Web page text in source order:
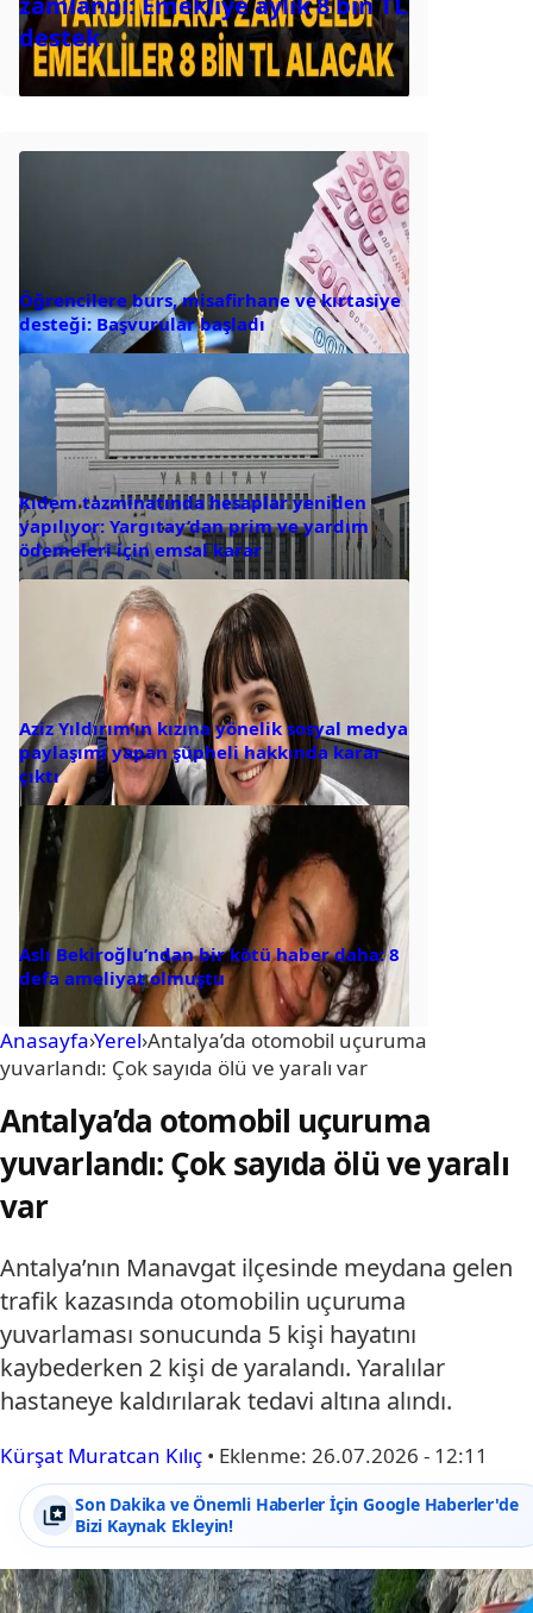
destek
Öğrencilere burs, misafirhane ve kırtasiye
desteği: Başvurular başladı
Kıdem tazminatında hesaplar yeniden
yapılıyor: Yargıtay’dan prim ve yardım
ödemeleri için emsal karar
Aziz Yıldırım’ın kızına yönelik sosyal medya
paylaşımı yapan şüpheli hakkında karar
çıktı
Aslı Bekiroğlu’ndan bir kötü haber daha: 8
defa ameliyat olmuştu
Anasayfa›Yerel›Antalya’da otomobil uçuruma
yuvarlandı: Çok sayıda ölü ve yaralı var
Antalya’da otomobil uçuruma
yuvarlandı: Çok sayıda ölü ve yaralı
var
Antalya’nın Manavgat ilçesinde meydana gelen
trafik kazasında otomobilin uçuruma
yuvarlaması sonucunda 5 kişi hayatını
kaybederken 2 kişi de yaralandı. Yaralılar
hastaneye kaldırılarak tedavi altına alındı.
Kürşat Muratcan Kılıç • Eklenme: 26.07.2026 - 12:11
Son Dakika ve Önemli Haberler İçin Google Haberler'de
Bizi Kaynak Ekleyin!